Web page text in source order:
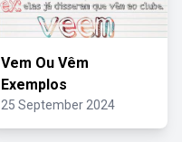
Vem Ou Vêm
Exemplos
25 September 2024